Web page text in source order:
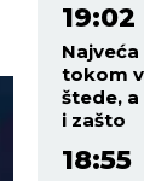
19:02
tokom
štede,
i zašto
18:55